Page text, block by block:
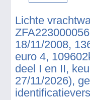
Lichte
18/11/2008,
euro 4,
deel I en II,
27/11/2026),